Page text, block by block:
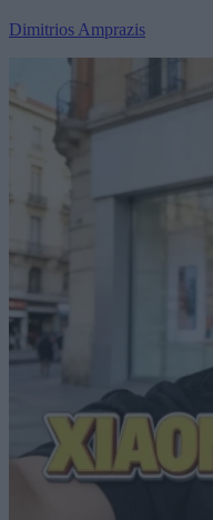
Dimitrios Amprazis